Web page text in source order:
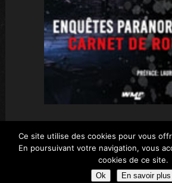
WMPPROD © 2026 Tous droits
Informations légales
Ce site utilise des cookies pour vous
En poursuivant votre navigation, vous
cookies de ce site.
Ok En savoir plus